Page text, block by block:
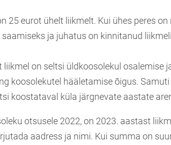
25 eurot ühelt liikmelt. Kui ühes peres
ja juhatus on kinnitanud
liikmel on seltsi üldkoosolekul osalemise
koosolekutel hääletamise õigus.
koostataval küla järgnevate aastate
otsusele 2022, on 2023. aastast
aadress ja nimi. Kui summa on